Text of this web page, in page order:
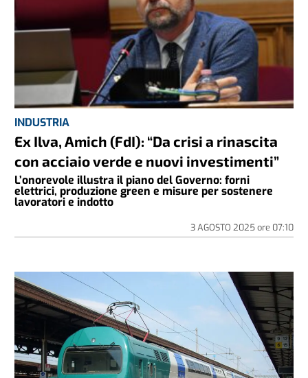
INDUSTRIA
Ex Ilva, Amich (FdI): “Da crisi a rinascita
con acciaio verde e nuovi investimenti”
L’onorevole illustra il piano del Governo: forni
elettrici, produzione green e misure per sostenere
lavoratori e indotto
3 AGOSTO 2025ore 07:10